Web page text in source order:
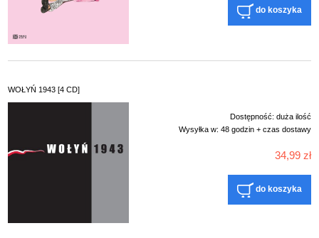
do koszyka
WOŁYŃ 1943 [4 CD]
Dostępność: duża ilość
Wysyłka w: 48 godzin + czas dostawy
34,99 zł
do koszyka